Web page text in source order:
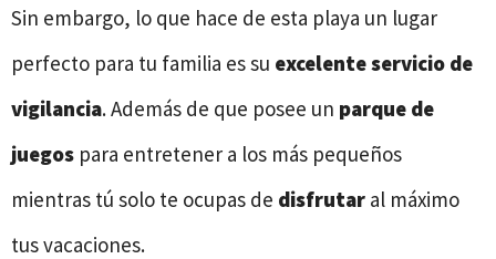
Sin embargo, lo que hace de esta playa un lugar
perfecto para tu familia es su excelente servicio de
vigilancia. Además de que posee un parque de
juegos para entretener a los más pequeños
mientras tú solo te ocupas de disfrutar al máximo
tus vacaciones.